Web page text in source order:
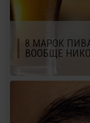
8 МАРОК
ВООБЩЕ